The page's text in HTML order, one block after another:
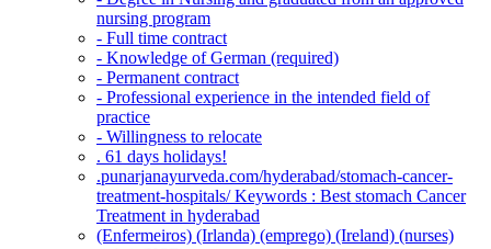
nursing program
- Full time contract
- Knowledge of German (required)
- Permanent contract
- Professional experience in the intended field of
practice
- Willingness to relocate
. 61 days holidays!
.punarjanayurveda.com/hyderabad/stomach-cancer-
treatment-hospitals/ Keywords : Best stomach Cancer
Treatment in hyderabad
(Enfermeiros) (Irlanda) (emprego) (Ireland) (nurses)